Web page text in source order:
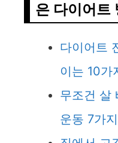
은 다이어트
다이어트
이는 10가
무조건 살
운동 7가지